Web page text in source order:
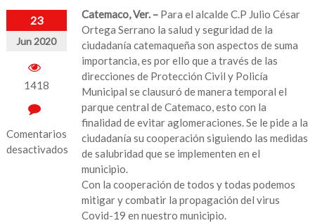
23
Jun 2020
1418
Comentarios
desactivados
Catemaco, Ver. – Para el alcalde C.P Julio César
Ortega Serrano la salud y seguridad de la
ciudadanía catemaqueña son aspectos de suma
importancia, es por ello que a través de las
direcciones de Protección Civil y Policía
Municipal se clausuró de manera temporal el
parque central de Catemaco, esto con la
finalidad de evitar aglomeraciones. Se le pide a la
ciudadanía su cooperación siguiendo las medidas
de salubridad que se implementen en el
municipio.
Con la cooperación de todos y todas podemos
mitigar y combatir la propagación del virus
Covid-19 en nuestro municipio.